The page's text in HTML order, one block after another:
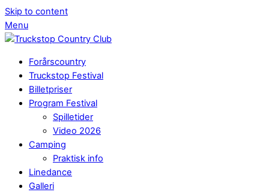
Skip to content
Menu
Forårscountry
Truckstop Festival
Billetpriser
Program Festival
Spilletider
Video 2026
Camping
Praktisk info
Linedance
Galleri